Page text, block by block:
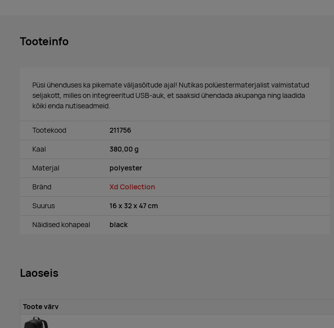
Tooteinfo
Püsi ühenduses ka pikemate väljasõitude ajal! Nutikas polüestermaterjalist valmistatud
seljakott, milles on integreeritud USB-auk, et saaksid ühendada akupanga ning laadida
kõiki enda nutiseadmeid.
Tootekood 211756
Kaal 380,00 g
Materjal polyester
Bränd Xd Collection
Suurus 16 x 32 x 47 cm
Näidised kohapeal black
Laoseis
Toote värv